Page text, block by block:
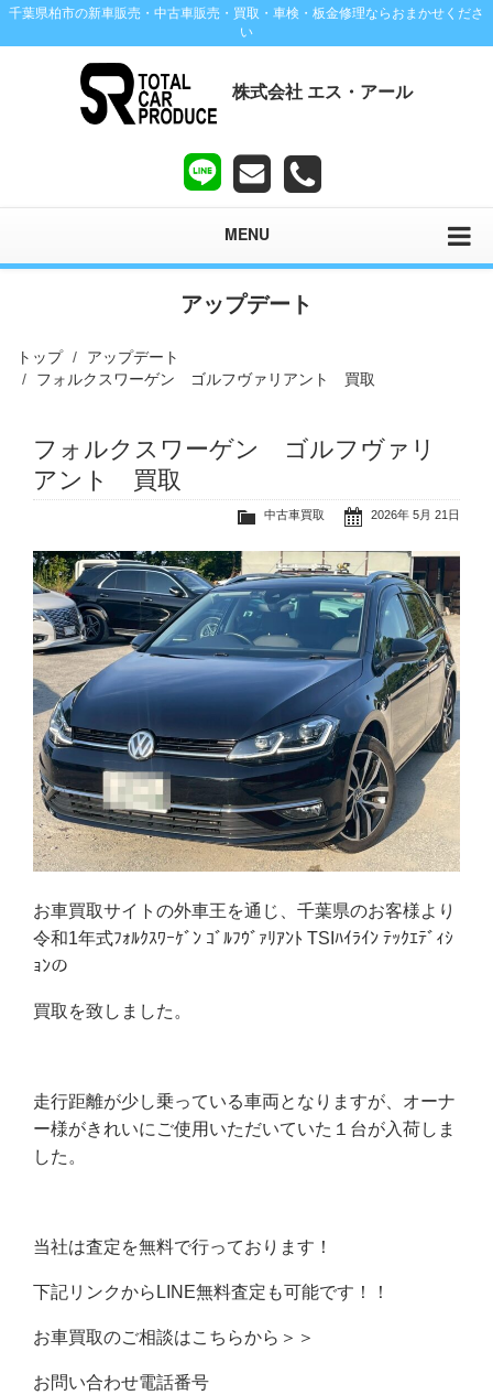
千葉県柏市の新車販売・中古車販売・買取・車検・板金修理ならおまかせくださ
い
株式会社 エス・アール
MENU
アップデート
トップ
アップデート
フォルクスワーゲン ゴルフヴァリアント 買取
フォルクスワーゲン ゴルフヴァリ
アント 買取
2026年 5月 21日
中古車買取
お車買取サイトの外車王を通じ、千葉県のお客様より
令和1年式ﾌｫﾙｸｽﾜｰｹﾞﾝ ｺﾞﾙﾌｳﾞｧﾘｱﾝﾄ TSIﾊｲﾗｲﾝ ﾃｯｸｴﾃﾞｨｼ
ｮﾝの
買取を致しました。
走行距離が少し乗っている車両となりますが、オーナ
ー様がきれいにご使用いただいていた１台が入荷しま
した。
当社は査定を無料で行っております！
下記リンクからLINE無料査定も可能です！！
お車買取のご相談はこちらから＞＞
お問い合わせ電話番号